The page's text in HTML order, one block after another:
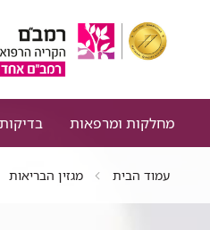
מחלקות ומרפאות
עמוד הבית מגזין הבריאות